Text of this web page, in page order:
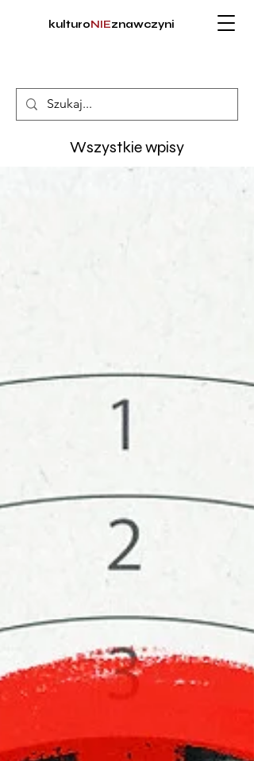
kulturoNIEznawczyni
Wszystkie wpisy